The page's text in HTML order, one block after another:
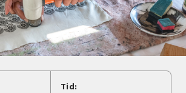
Tid: